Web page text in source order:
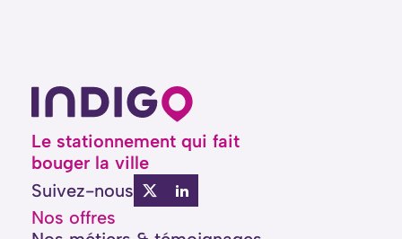
Suivez-nous
Nos offres
Le stationnement qui fait
bouger la ville